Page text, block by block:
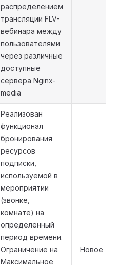
распределением
трансляции FLV-
вебинара между
пользователями
через различные
доступные
сервера Nginx-
media
Реализован
функционал
бронирования
ресурсов
подписки,
используемой в
мероприятии
(звонке,
комнате) на
определенный
период времени.
Ограничение на
Максимальное
Новое